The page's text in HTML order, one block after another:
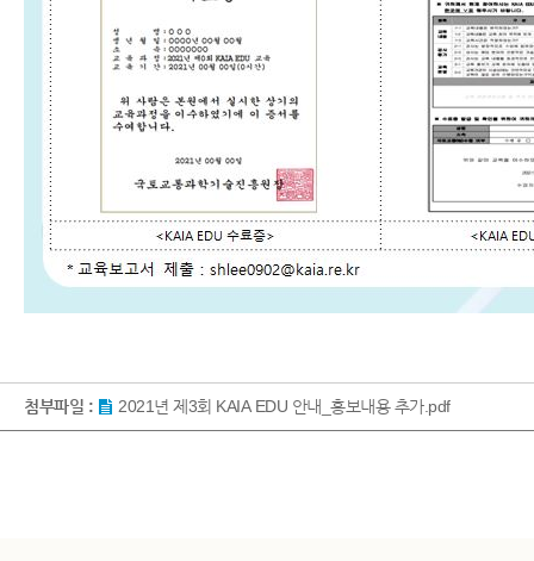
첨부파일 : 2021년 제3회 KAIA EDU 안내_홍보내용 추가.pdf